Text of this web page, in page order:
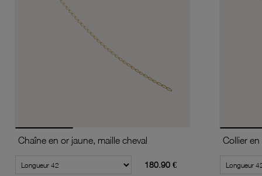
Chaîne en or jaune, maille cheval
180.90 €